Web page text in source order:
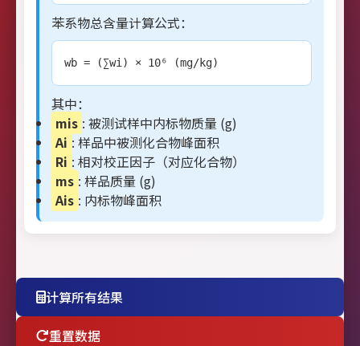
苯系物总含量计算公式：
wb = (∑wi) × 10⁶ (mg/kg)
其中：
mis : 被测试样中内标物质量 (g)
Ai : 样品中被测化合物峰面积
Ri : 相对校正因子（对应化合物）
ms : 样品质量 (g)
Ais : 内标物峰面积
计算所有结果
重置数据